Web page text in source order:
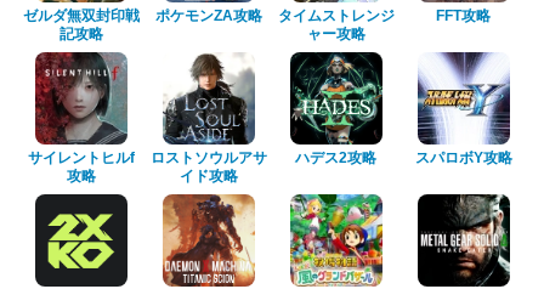
ゼルダ無双封印戦
記攻略
ポケモンZA攻略
タイムストレンジ
ャー攻略
FFT攻略
サイレントヒルf
攻略
ロストソウルアサ
イド攻略
ハデス2攻略 スパロボY攻略